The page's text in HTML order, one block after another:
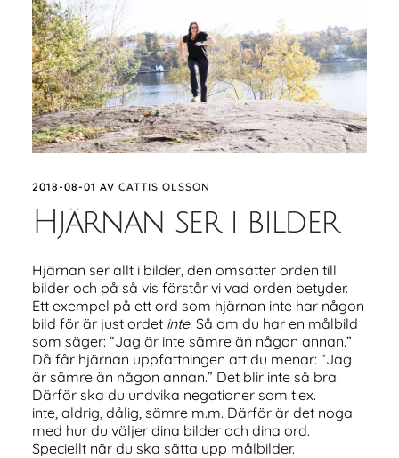
2018-08-01 AV CATTIS OLSSON
Hjärnan ser i bilder
Hjärnan ser allt i bilder, den omsätter orden till
bilder och på så vis förstår vi vad orden betyder.
Ett exempel på ett ord som hjärnan inte har någon
bild för är just ordet inte.Så om du har en målbild
som säger: “Jag är inte sämre än någon annan.”
Då får hjärnan uppfattningen att du menar: “Jag
är sämre än någon annan.” Det blir inte så bra.
Därför ska du undvika negationer som t.ex.
inte, aldrig, dålig, sämre m.m. Därför är det noga
med hur du väljer dina bilder och dina ord.
Speciellt när du ska sätta upp målbilder.